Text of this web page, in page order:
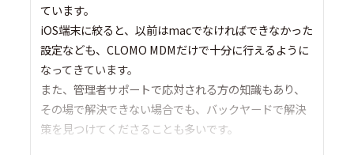
ています。
iOS端末に絞ると、以前はmacでなければできなかった
設定なども、CLOMO MDMだけで十分に行えるように
なってきています。
また、管理者サポートで応対される方の知識もあり、
その場で解決できない場合でも、バックヤードで解決
策を見つけてくださることも多いです。